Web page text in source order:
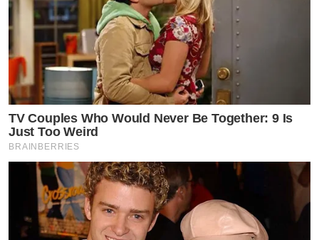
TV Couples Who Would Never Be Together: 9 Is
Just Too Weird
BRAINBERRIES